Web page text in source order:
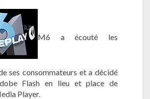
n
n
s
o
M6 a écouté les
ses consommateurs et a décidé
Flash en lieu et place de
Player.